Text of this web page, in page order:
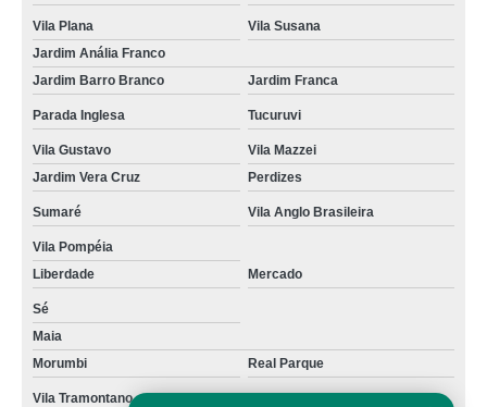
Vila Plana
Vila Susana
Jardim Anália Franco
Jardim Barro Branco
Jardim Franca
Parada Inglesa Tucuruvi
Vila Gustavo
Vila Mazzei
Jardim Vera Cruz
Perdizes
Sumaré Vila Anglo Brasileira
Vila Pompéia
Liberdade
Mercado
Sé
Maia
Morumbi
Real Parque
Vila Tramontano